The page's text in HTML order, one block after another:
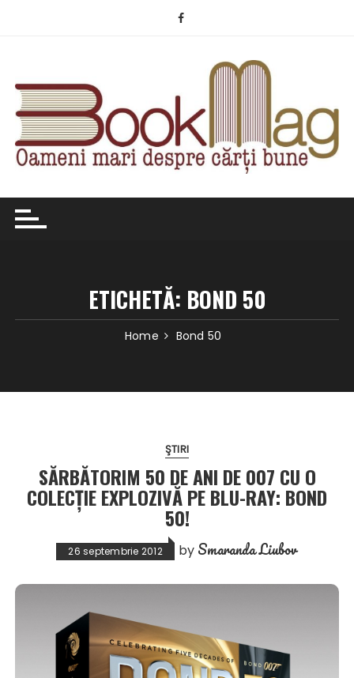
ETICHETĂ: BOND 50
Home Bond 50
ŞTIRI
SĂRBĂTORIM 50 DE ANI DE 007 CU O
COLECȚIE EXPLOZIVĂ PE BLU-RAY: BOND
50!
26 septembrie 2012 by Smaranda Liubov